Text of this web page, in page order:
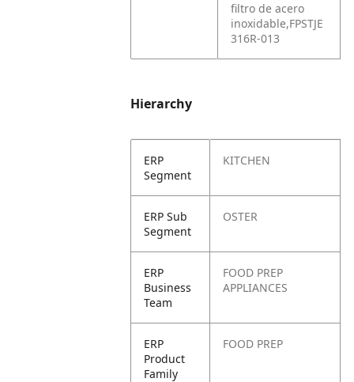
filtro de acero
inoxidable,FPSTJE
316R-013
Hierarchy
ERP
Segment
KITCHEN
ERP Sub
Segment
OSTER
ERP
Business
Team
FOOD PREP
APPLIANCES
ERP
Product
Family
FOOD PREP